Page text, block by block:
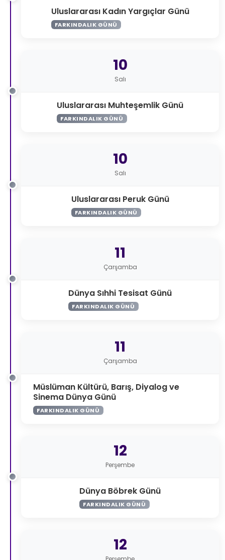
Uluslararası Kadın Yargıçlar Günü
FARKINDALIK GÜNÜ
10
Salı
Uluslararası Muhteşemlik Günü
FARKINDALIK GÜNÜ
10
Salı
Uluslararası Peruk Günü
FARKINDALIK GÜNÜ
11
Çarşamba
Dünya Sıhhi Tesisat Günü
FARKINDALIK GÜNÜ
11
Çarşamba
Müslüman Kültürü, Barış, Diyalog ve
Sinema Dünya Günü
FARKINDALIK GÜNÜ
12
Perşembe
Dünya Böbrek Günü
FARKINDALIK GÜNÜ
12